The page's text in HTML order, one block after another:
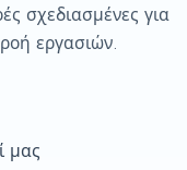
σχεδιασμένες για
εργασιών.
μας